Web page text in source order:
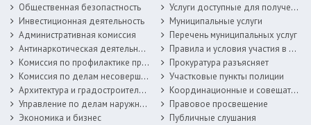
Общественная безопастность
Инвестиционная деятельность
Административная комиссия
Антинаркотическая деятельность
Комиссия по профилактике правонарушений
Комиссия по делам несовершеннолетних
Архитектура и градостроительство
Управление по делам наружной рекламы
Экономика и бизнес
Услуги доступные для получения в электронной форме
Муниципальные услуги
Перечень муниципальных услуг
Правила и условия участия в жилищных программах
Прокуратура разъясняет
Участковые пункты полиции
Координационные и совещательные органы
Правовое просвещение
Публичные слушания